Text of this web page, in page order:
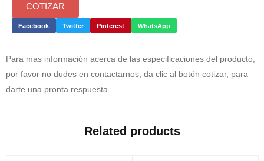
COTIZAR
Facebook Twitter Pinterest WhatsApp
Para mas información acerca de las especificaciones del producto,
por favor no dudes en contactarnos, da clic al botón cotizar, para
darte una pronta respuesta.
Related products